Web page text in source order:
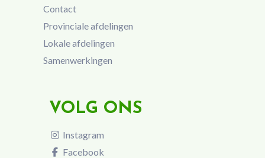
Contact
Provinciale afdelingen
Lokale afdelingen
Samenwerkingen
VOLG ONS
Instagram
Facebook